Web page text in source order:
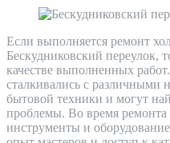
Если выполняется ремонт
Бескудниковский переулок,
качестве выполненных
сталкивались с различными
бытовой техники и могут
проблемы. Во время ремонта
инструменты и